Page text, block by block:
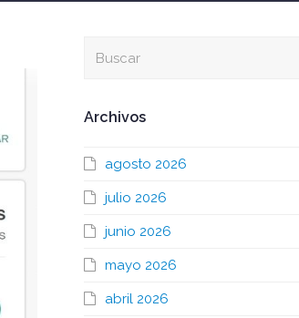
Archivos
agosto 2026
julio 2026
junio 2026
mayo 2026
abril 2026